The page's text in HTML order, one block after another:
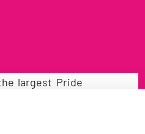
largest Pride
participants
many more